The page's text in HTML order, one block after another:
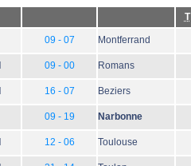
T
09 - 07 Montferrand
09 - 00 Romans
16 - 07 Beziers
09 - 19 Narbonne
12 - 06 Toulouse